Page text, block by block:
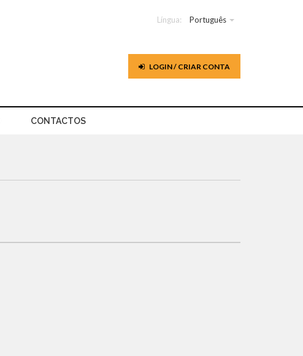
Língua: Português
LOGIN / CRIAR CONTA
CONTACTOS